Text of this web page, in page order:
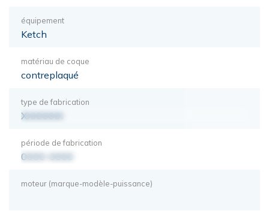
équipement
Ketch
matériau de coque
contreplaqué
type de fabrication
XXXXXXX
période de fabrication
0000-0000
moteur (marque-modèle-puissance)